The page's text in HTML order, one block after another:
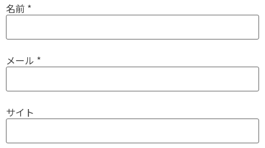
名前 *
メール *
サイト